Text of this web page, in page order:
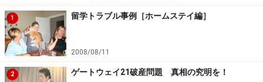
1 留学トラブル事例［ホームステイ編］
2008/08/11
2 ゲートウェイ21破産問題 真相の究明を！